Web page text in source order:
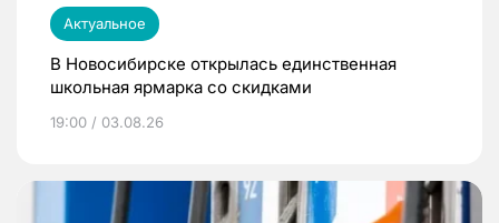
Актуальное
В Новосибирске открылась единственная
школьная ярмарка со скидками
19:00 / 03.08.26